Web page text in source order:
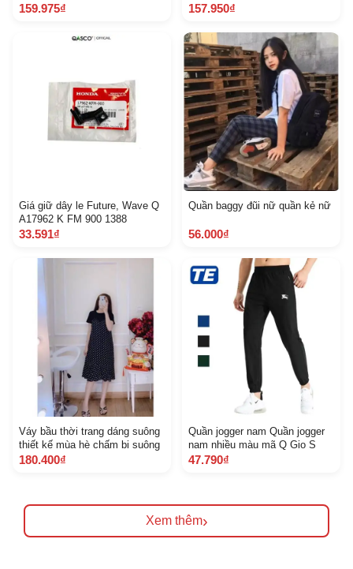
F
159.975₫ 157.950₫
Giá giữ dây le Future, Wave Q
A17962 K FM 900 1388
33.591₫
Quần baggy đũi nữ quần kẻ nữ
56.000₫
Váy bầu thời trang dáng suông
thiết kế mùa hè chấm bi suông
180.400₫
Quần jogger nam Quần jogger
nam nhiều màu mã Q Gio S
47.790₫
Xem thêm›